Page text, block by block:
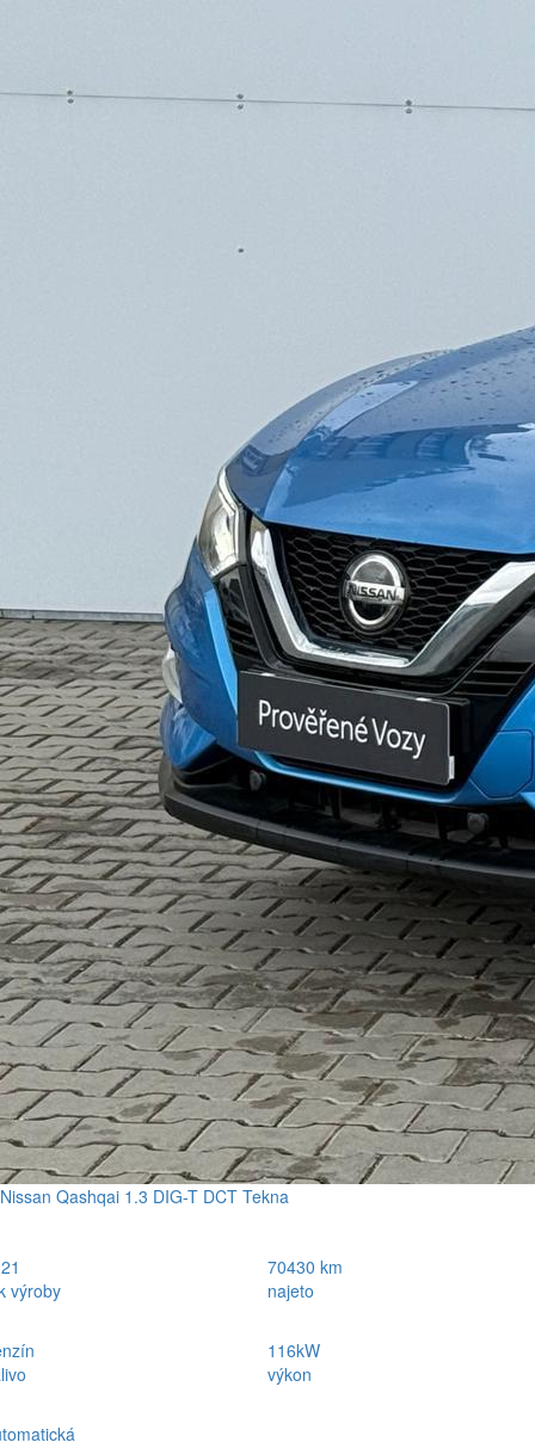
Nissan Qashqai 1.3 DIG-T DCT Tekna
výroby
70430 km
najeto
116kW
výkon